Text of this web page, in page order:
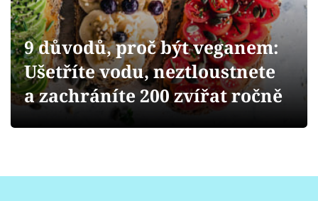
Přihlášení
Sledujte nás
9 důvodů, proč být veganem:
Ušetříte vodu, neztloustnete
a zachráníte 200 zvířat ročně